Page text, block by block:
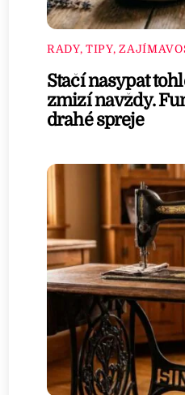
RADY, TIPY,
Stačí nasypat
zmizí navždy.
drahé spreje